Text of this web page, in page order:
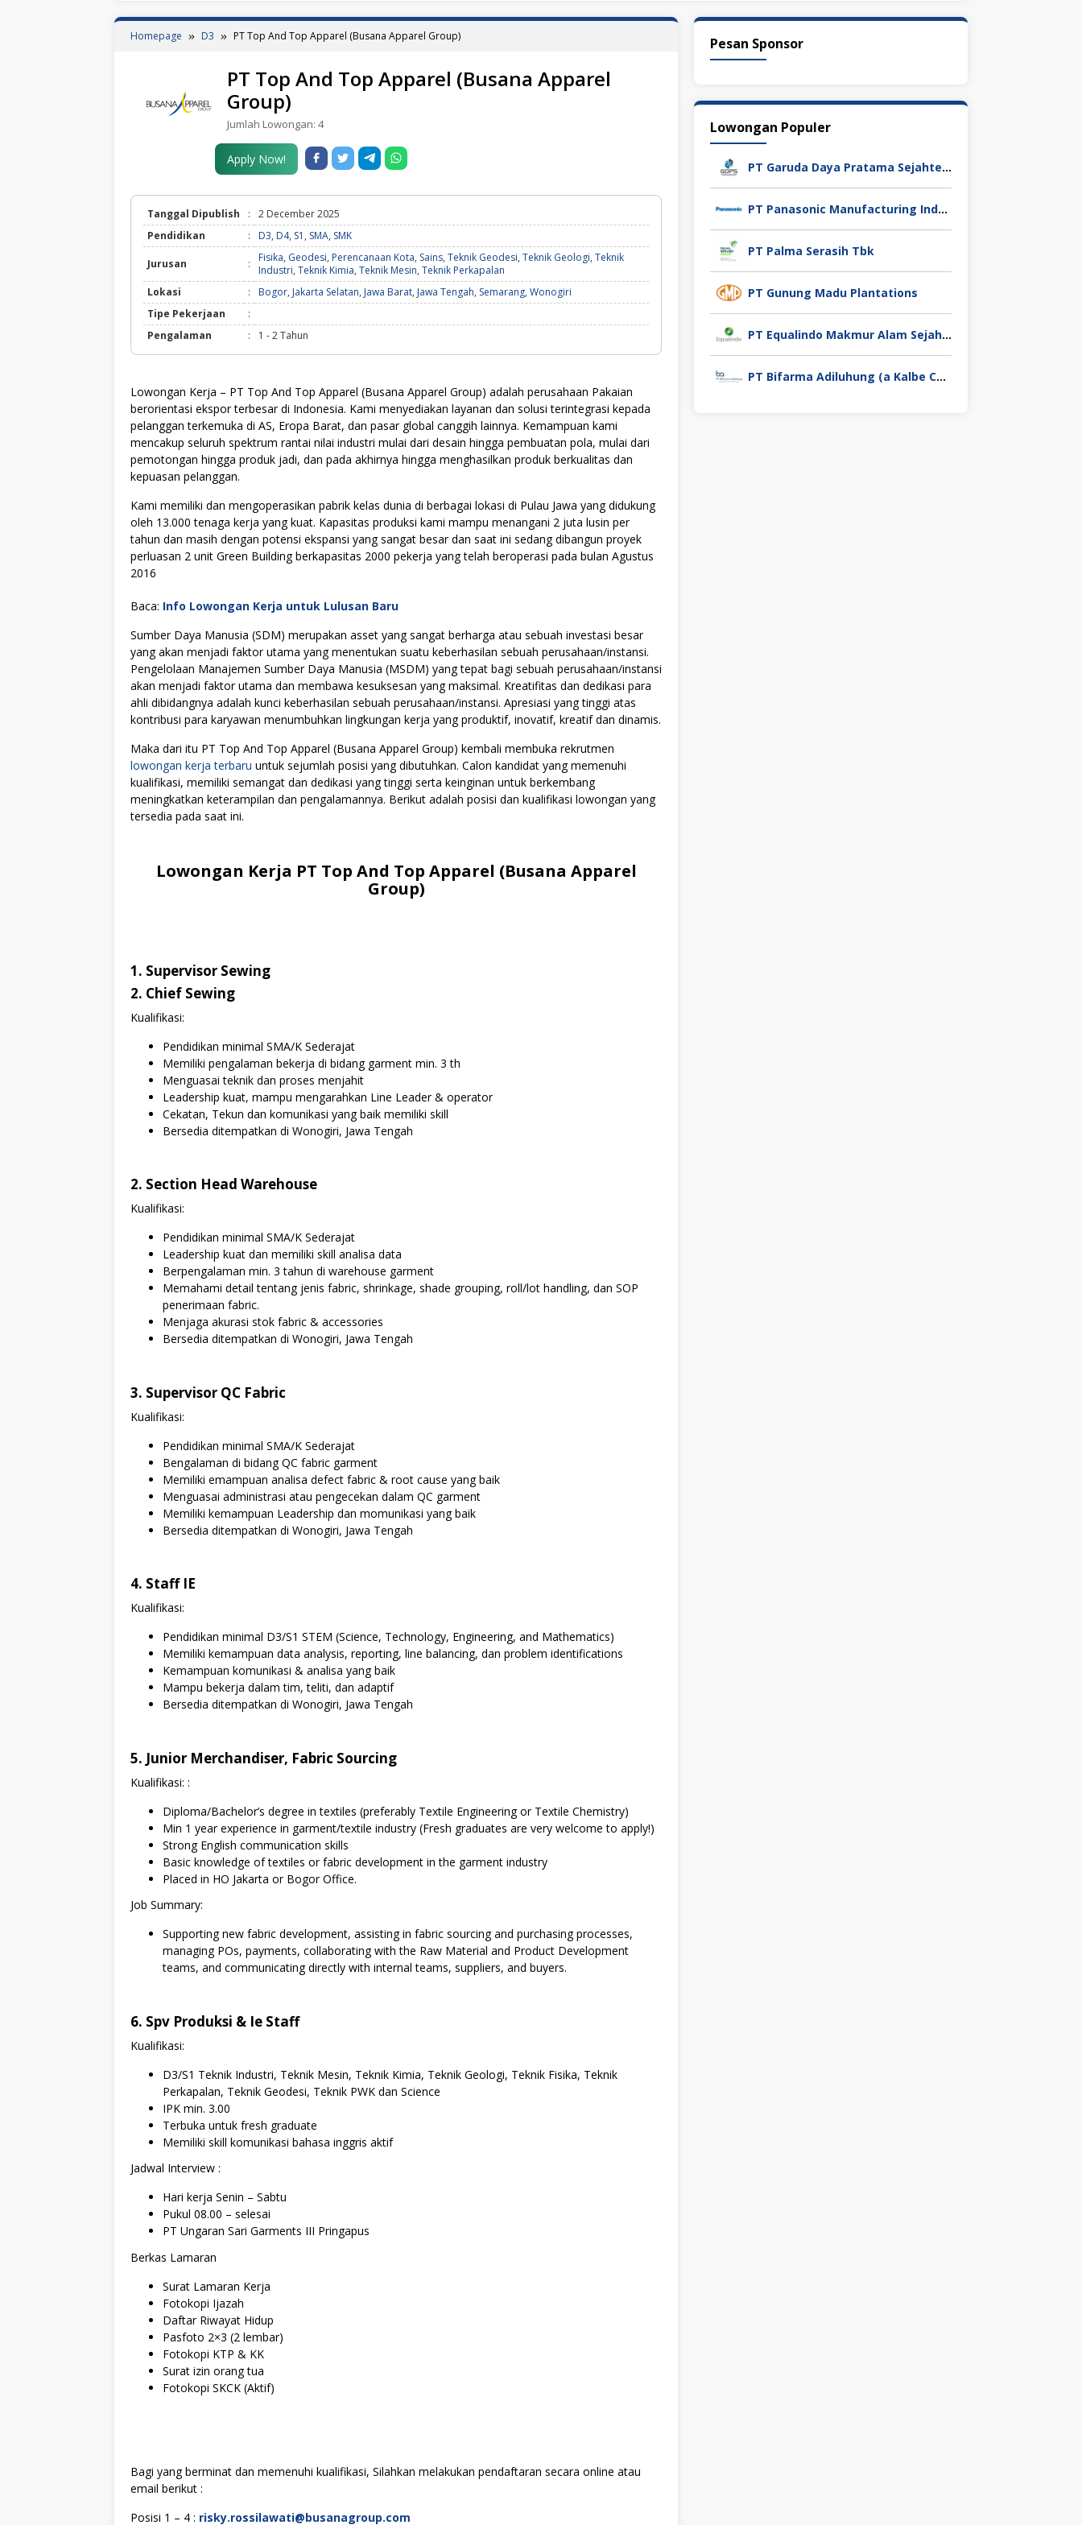
Homepage D3 PT Top And Top Apparel (Busana Apparel Group)
PT Top And Top Apparel (Busana Apparel
Group)
Jumlah Lowongan: 4
Apply Now!
Tanggal Dipublish :
2 December 2025
Pendidikan
: D3, D4, S1 , SMA, SMK
Jurusan : Fisika, Geodesi, Perencanaan Kota, Sains, Teknik Geodesi, Teknik Geologi, Teknik
Industri, Teknik Kimia, Teknik Mesin, Teknik Perkapalan
Lokasi
: Bogor, Jakarta Selatan, Jawa Barat, Jawa Tengah, Semarang, Wonogiri
Tipe Pekerjaan
:
Pengalaman
: 1 - 2 Tahun
Lowongan Kerja – PT Top And Top Apparel (Busana Apparel Group) adalah perusahaan Pakaian
berorientasi ekspor terbesar di Indonesia. Kami menyediakan layanan dan solusi terintegrasi kepada
pelanggan terkemuka di AS, Eropa Barat, dan pasar global canggih lainnya. Kemampuan kami
mencakup seluruh spektrum rantai nilai industri mulai dari desain hingga pembuatan pola, mulai dari
pemotongan hingga produk jadi, dan pada akhirnya hingga menghasilkan produk berkualitas dan
kepuasan pelanggan.
Kami memiliki dan mengoperasikan pabrik kelas dunia di berbagai lokasi di Pulau Jawa yang didukung
oleh 13.000 tenaga kerja yang kuat. Kapasitas produksi kami mampu menangani 2 juta lusin per
tahun dan masih dengan potensi ekspansi yang sangat besar dan saat ini sedang dibangun proyek
perluasan 2 unit Green Building berkapasitas 2000 pekerja yang telah beroperasi pada bulan Agustus
2016
Baca: Info Lowongan Kerja untuk Lulusan Baru
Sumber Daya Manusia (SDM) merupakan asset yang sangat berharga atau sebuah investasi besar
yang akan menjadi faktor utama yang menentukan suatu keberhasilan sebuah perusahaan/instansi.
Pengelolaan Manajemen Sumber Daya Manusia (MSDM) yang tepat bagi sebuah perusahaan/instansi
akan menjadi faktor utama dan membawa kesuksesan yang maksimal. Kreatifitas dan dedikasi para
ahli dibidangnya adalah kunci keberhasilan sebuah perusahaan/instansi. Apresiasi yang tinggi atas
kontribusi para karyawan menumbuhkan lingkungan kerja yang produktif, inovatif, kreatif dan dinamis.
Maka dari itu PT Top And Top Apparel (Busana Apparel Group) kembali membuka rekrutmen
lowongan kerja terbaru untuk sejumlah posisi yang dibutuhkan. Calon kandidat yang memenuhi
kualifikasi, memiliki semangat dan dedikasi yang tinggi serta keinginan untuk berkembang
meningkatkan keterampilan dan pengalamannya. Berikut adalah posisi dan kualifikasi lowongan yang
tersedia pada saat ini.
Lowongan Kerja PT Top And Top Apparel (Busana Apparel
Group)
1. Supervisor Sewing
2. Chief Sewing
Kualifikasi:
Pendidikan minimal SMA/K Sederajat
Memiliki pengalaman bekerja di bidang garment min. 3 th
Menguasai teknik dan proses menjahit
Leadership kuat, mampu mengarahkan Line Leader & operator
Cekatan, Tekun dan komunikasi yang baik memiliki skill
Bersedia ditempatkan di Wonogiri, Jawa Tengah
2. Section Head Warehouse
Kualifikasi:
Pendidikan minimal SMA/K Sederajat
Leadership kuat dan memiliki skill analisa data
Berpengalaman min. 3 tahun di warehouse garment
Memahami detail tentang jenis fabric, shrinkage, shade grouping, roll/lot handling, dan SOP
penerimaan fabric.
Menjaga akurasi stok fabric & accessories
Bersedia ditempatkan di Wonogiri, Jawa Tengah
3. Supervisor QC Fabric
Kualifikasi:
Pendidikan minimal SMA/K Sederajat
Bengalaman di bidang QC fabric garment
Memiliki emampuan analisa defect fabric & root cause yang baik
Menguasai administrasi atau pengecekan dalam QC garment
Memiliki kemampuan Leadership dan momunikasi yang baik
Bersedia ditempatkan di Wonogiri, Jawa Tengah
4. Staff IE
Kualifikasi:
Pendidikan minimal D3/S1 STEM (Science, Technology, Engineering, and Mathematics)
Memiliki kemampuan data analysis, reporting, line balancing, dan problem identifications
Kemampuan komunikasi & analisa yang baik
Mampu bekerja dalam tim, teliti, dan adaptif
Bersedia ditempatkan di Wonogiri, Jawa Tengah
5. Junior Merchandiser, Fabric Sourcing
Kualifikasi: :
Diploma/Bachelor’s degree in textiles (preferably Textile Engineering or Textile Chemistry)
Min 1 year experience in garment/textile industry (Fresh graduates are very welcome to apply!)
Strong English communication skills
Basic knowledge of textiles or fabric development in the garment industry
Placed in HO Jakarta or Bogor Office.
Job Summary:
Supporting new fabric development, assisting in fabric sourcing and purchasing processes,
managing POs, payments, collaborating with the Raw Material and Product Development
teams, and communicating directly with internal teams, suppliers, and buyers.
6. Spv Produksi & Ie Staff
Kualifikasi:
D3/S1 Teknik Industri, Teknik Mesin, Teknik Kimia, Teknik Geologi, Teknik Fisika, Teknik
Perkapalan, Teknik Geodesi, Teknik PWK dan Science
IPK min. 3.00
Terbuka untuk fresh graduate
Memiliki skill komunikasi bahasa inggris aktif
Jadwal Interview :
Hari kerja Senin – Sabtu
Pukul 08.00 – selesai
PT Ungaran Sari Garments III Pringapus
Berkas Lamaran
Surat Lamaran Kerja
Fotokopi Ijazah
Daftar Riwayat Hidup
Pasfoto 2×3 (2 lembar)
Fotokopi KTP & KK
Surat izin orang tua
Fotokopi SKCK (Aktif)
Bagi yang berminat dan memenuhi kualifikasi, Silahkan melakukan pendaftaran secara online atau
email berikut :
Posisi 1 – 4 : risky.rossilawati@busanagroup.com
Pesan Sponsor
Lowongan Populer
PT Garuda Daya Pratama Sejahtera
PT Panasonic Manufacturing Indonesia
PT Palma Serasih Tbk
PT Gunung Madu Plantations
PT Equalindo Makmur Alam Sejahtera (Equalindo Group)
PT Bifarma Adiluhung (a Kalbe Company)